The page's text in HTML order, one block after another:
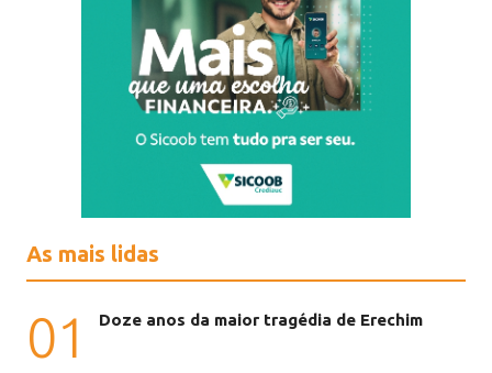
As mais lidas
01 Doze anos da maior tragédia de Erechim